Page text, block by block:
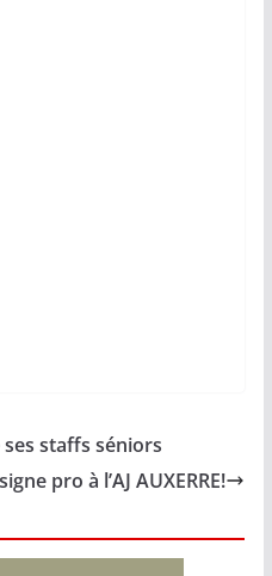
ses staffs séniors
pro à l’AJ AUXERRE!